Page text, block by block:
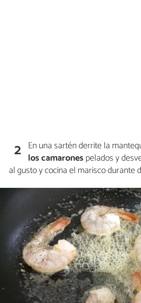
2 En una sartén derrite la
los camarones pelados y
al gusto y cocina el marisco durante